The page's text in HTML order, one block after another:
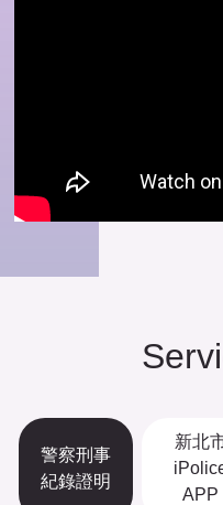
警察刑事
紀錄證明
新北
APP